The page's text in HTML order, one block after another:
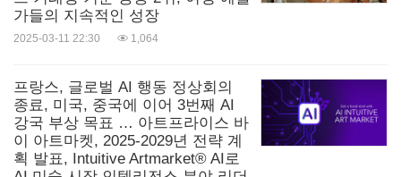
원장, 올라프 숄츠(Olaf Scholz
Nahyan ) 아랍에미리트 대통령 등이 포함됐다.
이번 정상회의에는 응고지 오콘조이웨알라(Ngozi
Okonjo-Iweala) WTO 사무총장, 마티어스 코먼
가들의 지속적인 성장
2025-03-11 22:30 1,064
프랑스, 글로벌 AI 행동 정상회의
종료, 미국, 중국에 이어 3번째 AI
강국 부상 목표 … 아트프라이스 바
이 아트마켓, 2025-2029년 전략 계
획 발표, Intuitive Artmarket® AI로